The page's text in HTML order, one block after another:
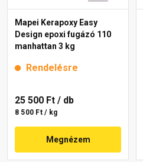
Mapei Kerapoxy Easy
Design epoxi fugázó 110
manhattan 3 kg
Rendelésre
25 500 Ft / db
8 500 Ft / kg
Megnézem